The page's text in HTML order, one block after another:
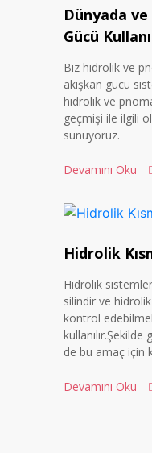
Dünyada
Gücü
Biz hidrolik ve
akışkan gücü
hidrolik ve
geçmişi ile ilgili
sunuyoruz.
Devamını Oku
Hidrolik
Hidrolik
silindir ve
kontrol
de bu amaç için
Devamını Oku